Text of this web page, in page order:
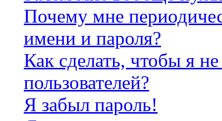
Почему мне
имени и пароля?
Как сделать, чтобы я
пользователей?
Я забыл пароль!